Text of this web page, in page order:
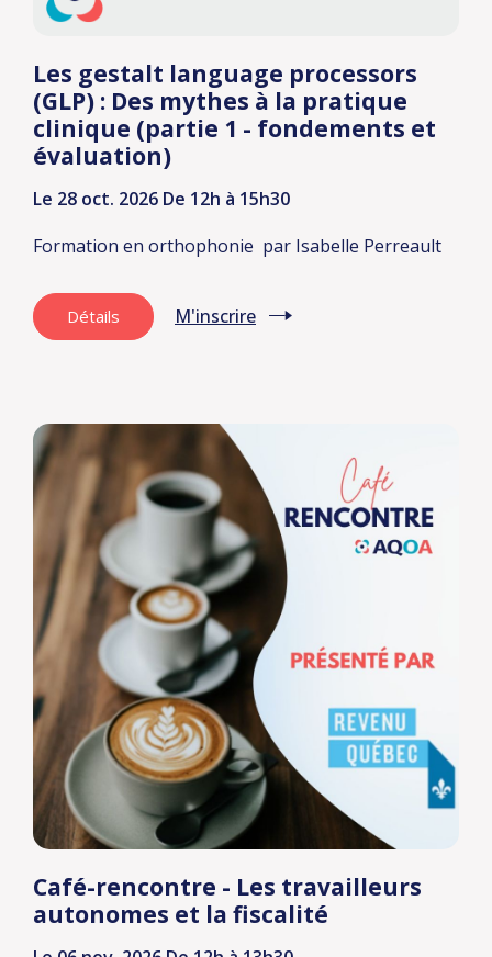
Les gestalt language processors
(GLP) : Des mythes à la pratique
clinique (partie 1 - fondements et
évaluation)
Le 28 oct. 2026 De 12h à 15h30
Formation en orthophonie par Isabelle Perreault
Détails M'inscrire
Café-rencontre - Les travailleurs
autonomes et la fiscalité